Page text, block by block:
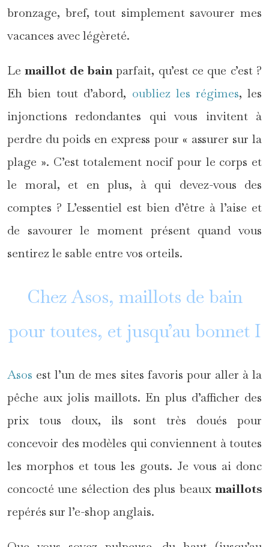
bronzage, bref, tout simplement savourer mes
vacances avec légèreté.
Lemaillot de bainparfait, qu’est ce que c’est ?
Eh bien tout d’abord, oubliez les régimes, les
injonctions redondantes qui vous invitent à
perdre du poids en express pour « assurer sur la
plage ». C’est totalement nocif pour le corps et
le moral, et en plus, à qui devez-vous des
comptes ? L’essentiel est bien d’être à l’aise et
de savourer le moment présent quand vous
sentirez le sable entre vos orteils.
Chez Asos, maillots de bain
pour toutes, et jusqu’au bonnet I
Asos est l’un de mes sites favoris pour aller à la
pêche aux jolis maillots. En plus d’afficher des
prix tous doux, ils sont très doués pour
concevoir des modèles qui conviennent à toutes
les morphos et tous les gouts. Je vous ai donc
concocté une sélection des plus beaux maillots
repérés sur l’e-shop anglais.